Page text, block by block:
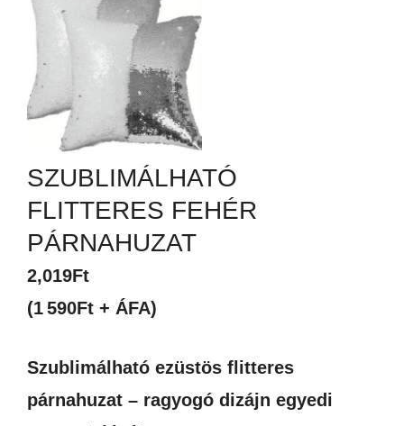
SZUBLIMÁLHATÓ
FLITTERES FEHÉR
PÁRNAHUZAT
2,019Ft
(1 590Ft + ÁFA)
Szublimálható ezüstös flitteres
párnahuzat – ragyogó dizájn egyedi